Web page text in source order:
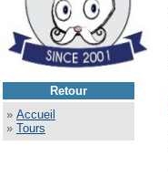
Retour
» Accueil
» Tours